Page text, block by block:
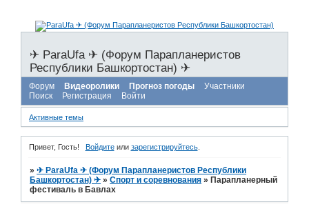
✈ ParaUfa ✈ (Форум Парапланеристов
Республики Башкортостан) ✈
Форум Видеоролики Прогноз погоды
Участники
Поиск
Регистрация Войти
Активные темы
Привет, Гость! Войдитеили зарегистрируйтесь.
»✈ ParaUfa ✈ (Форум Парапланеристов Республики
Башкортостан) ✈ »Спорт и соревнования » Парапланерный
фестиваль в Бавлах